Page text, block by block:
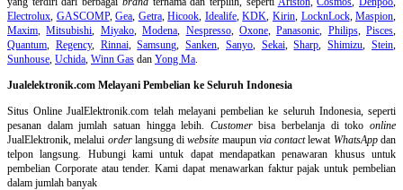
Electrolux, GASCOMP,Gea, Getra,Hicook, Idealife,KDK, Kirin, LocknLock,Maspion,
Maxim,Mitsubishi, Miyako,Modena, Nespresso, Oxone,Panasonic, Philips, Pisces,
Quantum, Regency, Rinnai,Samsung,Sanken, Sanyo, Sekai,Sharp,Shimizu,Stein,
Sunhouse, Uchida, Winn Gas dan Yong Ma.
Jualelektronik.com Melayani Pembelian ke Seluruh Indonesia
Situs Online JualElektronik.com telah melayani pembelian ke seluruh Indonesia, seperti
pesanan dalam jumlah satuan hingga lebih. Customerbisa berbelanja di tokoonline
JualElektronik, melalui orderlangsung diwebsite maupun via contactlewat WhatsAppdan
telpon langsung. Hubungi kami untuk dapat mendapatkan penawaran khusus untuk
pembelian Corporate atau tender. Kami dapat menawarkan faktur pajak untuk pembelian
dalam jumlah banyak